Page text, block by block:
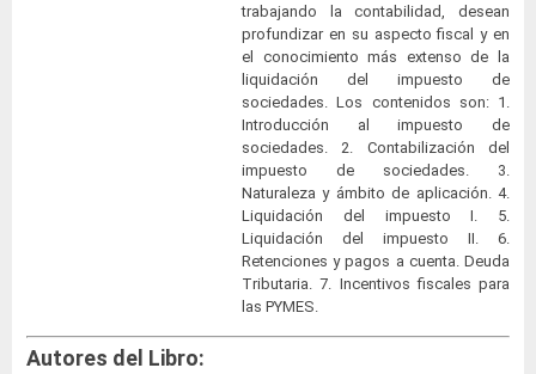
trabajando la contabilidad, desean
profundizar en su aspecto fiscal y en
el conocimiento más extenso de la
liquidación del impuesto de
sociedades. Los contenidos son: 1.
Introducción al impuesto de
sociedades. 2. Contabilización del
impuesto de sociedades. 3.
Naturaleza y ámbito de aplicación. 4.
Liquidación del impuesto I. 5.
Liquidación del impuesto II. 6.
Retenciones y pagos a cuenta. Deuda
Tributaria. 7. Incentivos fiscales para
las PYMES.
Autores del Libro: